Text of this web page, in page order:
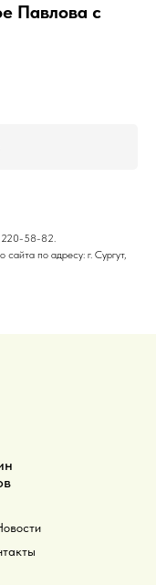
Павлова с
220-58-82.
по адресу: г. Сургут,